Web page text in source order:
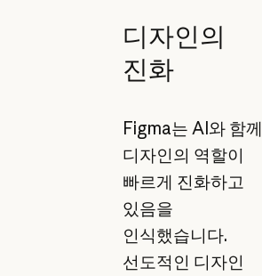
디자인의
진화
Figma는 AI와 함께
디자인의 역할이
빠르게 진화하고
있음을
인식했습니다.
선도적인 디자인